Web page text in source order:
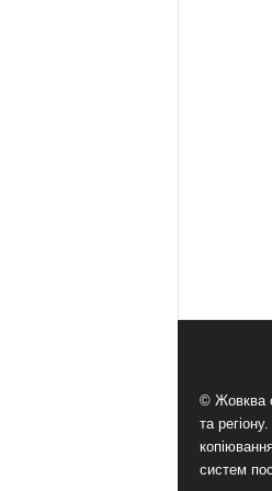
© Жовква
та
систем